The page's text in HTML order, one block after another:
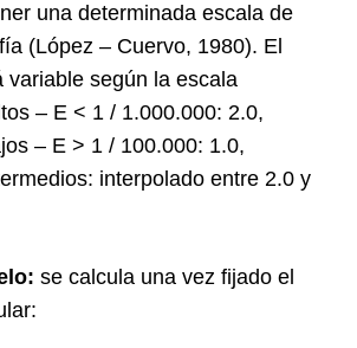
una determinada escala de
(López – Cuervo, 1980). El
variable según la escala
– E < 1 / 1.000.000: 2.0,
– E > 1 / 100.000: 1.0,
interpolado entre 2.0 y
se calcula una vez fijado el